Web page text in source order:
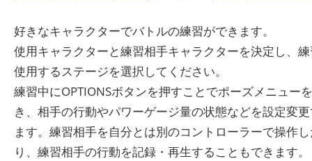
好きなキャラクターでバトルの練習ができます。
使用キャラクターと練習相手キャラクターを決定し、
使用するステージを選択してください。
練習中にOPTIONSボタンを押すことでポーズメニュー
き、相手の行動やパワーゲージ量の状態などを設定変
ます。練習相手を自分とは別のコントローラーで操作
り、練習相手の行動を記録・再生することもできます。